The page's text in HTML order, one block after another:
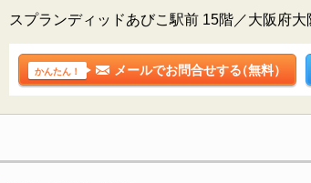
スプランディッドあびこ駅前 15階／大阪府
かんたん！ メールでお問合せする（無料）